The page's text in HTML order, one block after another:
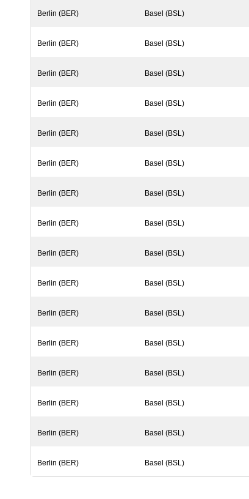
Berlin (BER) Basel (BSL)
Berlin (BER) Basel (BSL)
Berlin (BER) Basel (BSL)
Berlin (BER) Basel (BSL)
Berlin (BER) Basel (BSL)
Berlin (BER) Basel (BSL)
Berlin (BER) Basel (BSL)
Berlin (BER) Basel (BSL)
Berlin (BER) Basel (BSL)
Berlin (BER) Basel (BSL)
Berlin (BER) Basel (BSL)
Berlin (BER) Basel (BSL)
Berlin (BER) Basel (BSL)
Berlin (BER) Basel (BSL)
Berlin (BER) Basel (BSL)
Berlin (BER) Basel (BSL)